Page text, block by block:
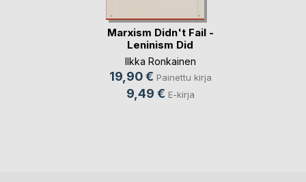
Marxism Didn't Fail -
Leninism Did
Ilkka Ronkainen
19,90 € Painettu kirja
9,49 € E-kirja